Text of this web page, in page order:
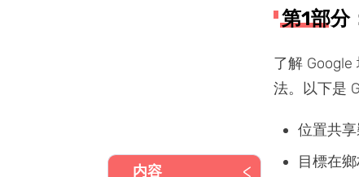
内容 <
第1部分
了解
法。以下是
位置共享
目標在